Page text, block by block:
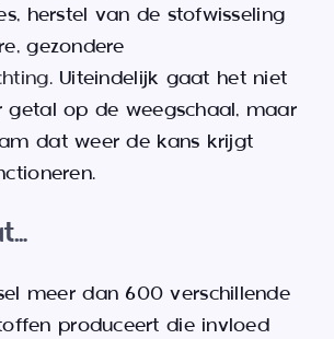
herstel van de stofwisseling
gezondere
. Uiteindelijk gaat het niet
getal op de weegschaal, maar
dat weer de kans krijgt
meer dan 600 verschillende
produceert die invloed